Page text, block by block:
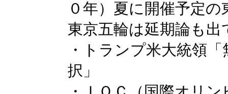
０年）夏に開催予定の
東京五輪は延期論も
・トランプ米大統領
択」